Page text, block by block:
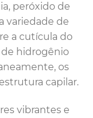
peróxido de
variedade de
a cutícula do
hidrogênio
os
capilar.
vibrantes e